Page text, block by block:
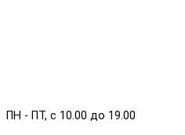
ПН - ПТ, с 10.00 до 19.00